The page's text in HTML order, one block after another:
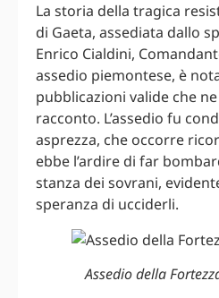
La storia della tragica
di Gaeta, assediata dallo
Enrico Cialdini,
assedio piemontese, è
pubblicazioni valide che
racconto. L’assedio fu
asprezza, che occorre
ebbe l’ardire di far
stanza dei sovrani,
speranza di ucciderli.
Assedio della